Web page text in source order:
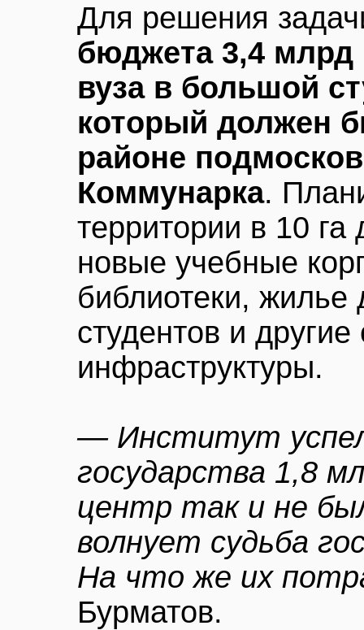
Для решения
бюджета 3,4 млрд
вуза в большой
который должен
районе
Коммунарка.
территории в 10
новые учебные
библиотеки,
студентов и
инфраструктуры.
— Институт
государства 1,8
центр так и не
волнует судьба
На что же их
Бурматов.